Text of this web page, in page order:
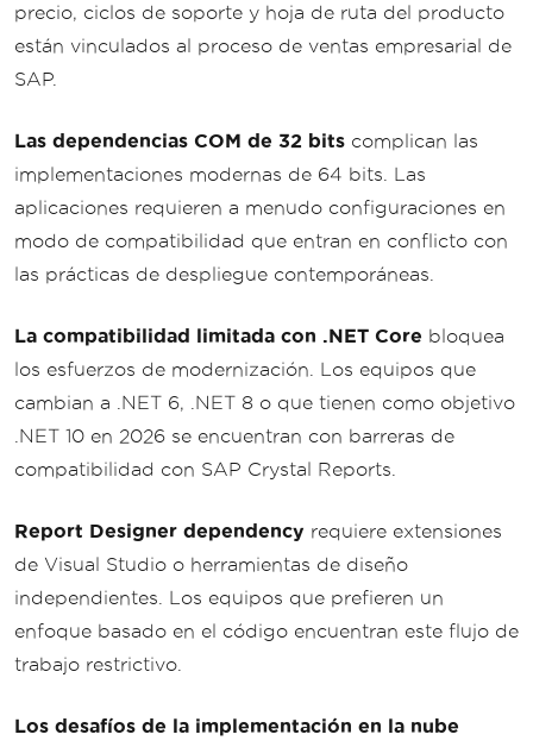
precio, ciclos de soporte y hoja de ruta del producto
están vinculados al proceso de ventas empresarial de
SAP.
Las dependencias COM de 32 bits complican las
implementaciones modernas de 64 bits. Las
aplicaciones requieren a menudo configuraciones en
modo de compatibilidad que entran en conflicto con
las prácticas de despliegue contemporáneas.
La compatibilidad limitada con .NET Core bloquea
los esfuerzos de modernización. Los equipos que
cambian a .NET 6, .NET 8 o que tienen como objetivo
.NET 10 en 2026 se encuentran con barreras de
compatibilidad con SAP Crystal Reports.
Report Designer dependency requiere extensiones
de Visual Studio o herramientas de diseño
independientes. Los equipos que prefieren un
enfoque basado en el código encuentran este flujo de
trabajo restrictivo.
Los desafíos de la implementación en la nube